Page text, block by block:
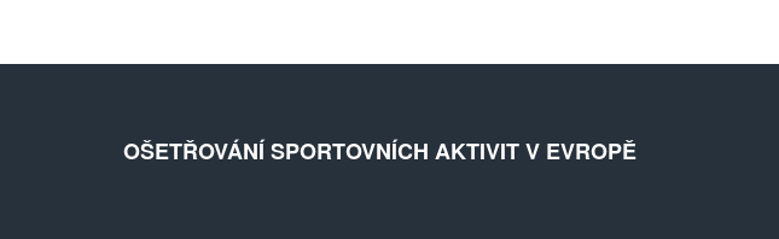
OŠETŘOVÁNÍ SPORTOVNÍCH AKTIVIT V EVROPĚ